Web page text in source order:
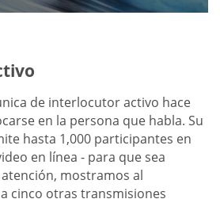
de interlocutor activo hace
en la persona que habla. Su
hasta 1,000 participantes en
en línea - para que sea
mostramos al
cinco otras transmisiones